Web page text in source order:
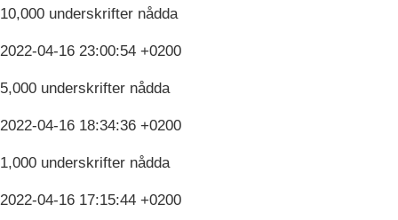
10,000 underskrifter nådda
2022-04-16 23:00:54 +0200
5,000 underskrifter nådda
2022-04-16 18:34:36 +0200
1,000 underskrifter nådda
2022-04-16 17:15:44 +0200